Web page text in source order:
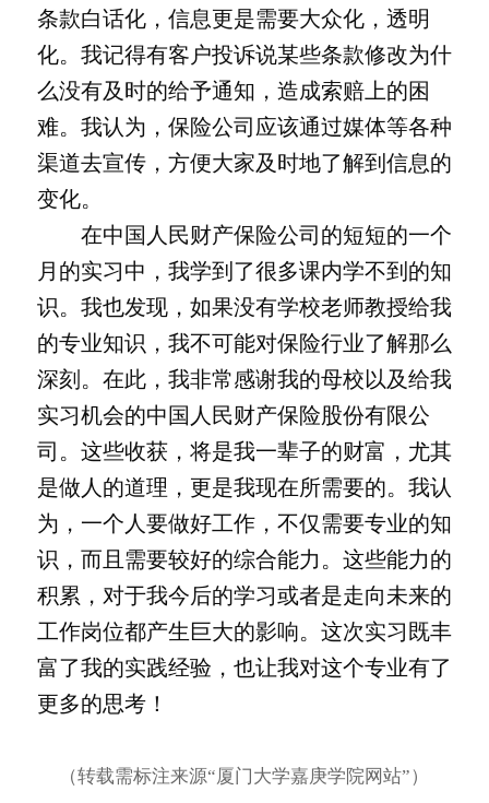
条款白话化，信息更是需要大众化，透明
化。我记得有客户投诉说某些条款修改为什
么没有及时的给予通知，造成索赔上的困
难。我认为，保险公司应该通过媒体等各种
渠道去宣传，方便大家及时地了解到信息的
变化。
在中国人民财产保险公司的短短的一个
月的实习中，我学到了很多课内学不到的知
识。我也发现，如果没有学校老师教授给我
的专业知识，我不可能对保险行业了解那么
深刻。在此，我非常感谢我的母校以及给我
实习机会的中国人民财产保险股份有限公
司。这些收获，将是我一辈子的财富，尤其
是做人的道理，更是我现在所需要的。我认
为，一个人要做好工作，不仅需要专业的知
识，而且需要较好的综合能力。这些能力的
积累，对于我今后的学习或者是走向未来的
工作岗位都产生巨大的影响。这次实习既丰
富了我的实践经验，也让我对这个专业有了
更多的思考！
（转载需标注来源“厦门大学嘉庚学院网站”）